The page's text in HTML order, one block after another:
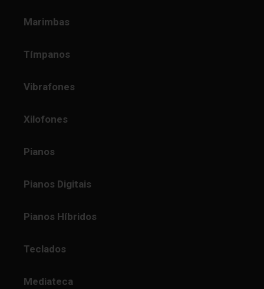
Marimbas
Tímpanos
Vibrafones
Xilofones
Pianos
Pianos Digitais
Pianos Híbridos
Teclados
Mediateca